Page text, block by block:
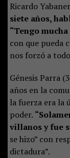
Ricardo
siete años,
“Tengo
con que pueda
nos forzó a
Génesis Parra
años en la
la fuerza era la
poder.
villanos y fue
se hizo” con
dictadura”.